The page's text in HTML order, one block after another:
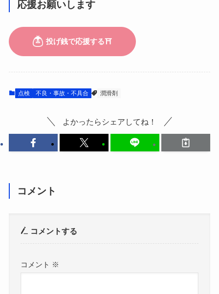
応援お願いします
点検 不良・事故・不具合 潤滑剤
よかったらシェアしてね！
コメント
コメントする
コメント ※